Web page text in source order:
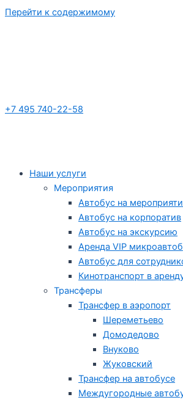
Перейти к содержимому
+7 495 740-22-58
Наши услуги
Мероприятия
Автобус на
Автобус на корпоратив
Автобус на экскурсию
Аренда VIP
Автобус для
Кинотранспорт в
Трансферы
Трансфер в аэропорт
Шереметьево
Домодедово
Внуково
Жуковский
Трансфер на автобусе
Междугородные